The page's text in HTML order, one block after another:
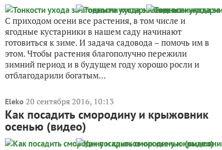
С приходом осени все растения, в том числе и
ягодные кустарники в нашем саду начинают
готовиться к зиме. И задача садовода – помочь им в
этом. Чтобы растения благополучно пережили
зимний период и в будущем году хорошо росли и
отблагодарили богатым...
Eleko 20 сентября 2016, 10:13
Как посадить смородину и крыжовник
осенью (видео)